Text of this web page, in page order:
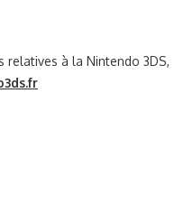
à la Nintendo 3DS,